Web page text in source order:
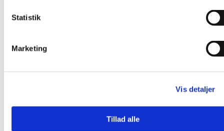
Statistik
Marketing
Vis detaljer
Tillad alle